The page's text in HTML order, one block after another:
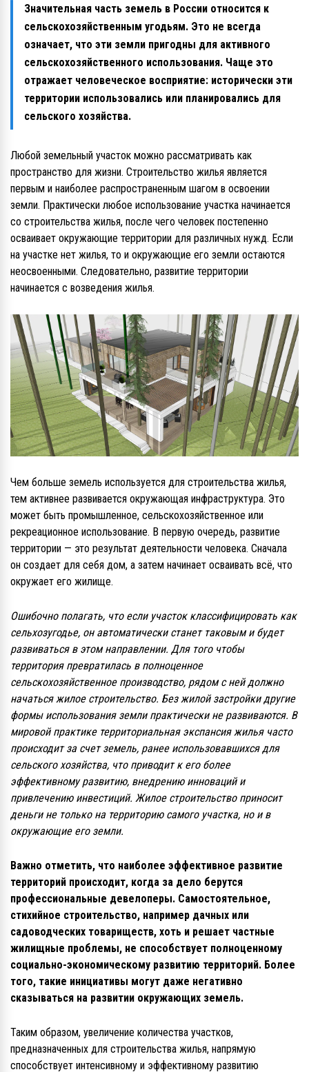
Значительная часть земель в России относится к
сельскохозяйственным угодьям. Это не всегда
означает, что эти земли пригодны для активного
сельскохозяйственного использования. Чаще это
отражает человеческое восприятие: исторически эти
территории использовались или планировались для
сельского хозяйства.
Любой земельный участок можно рассматривать как
пространство для жизни. Строительство жилья является
первым и наиболее распространенным шагом в освоении
земли. Практически любое использование участка начинается
со строительства жилья, после чего человек постепенно
осваивает окружающие территории для различных нужд. Если
на участке нет жилья, то и окружающие его земли остаются
неосвоенными. Следовательно, развитие территории
начинается с возведения жилья.
Чем больше земель используется для строительства жилья,
тем активнее развивается окружающая инфраструктура. Это
может быть промышленное, сельскохозяйственное или
рекреационное использование. В первую очередь, развитие
территории — это результат деятельности человека. Сначала
он создает для себя дом, а затем начинает осваивать всё, что
окружает его жилище.
Ошибочно полагать, что если участок классифицировать как
сельхозугодье, он автоматически станет таковым и будет
развиваться в этом направлении. Для того чтобы
территория превратилась в полноценное
сельскохозяйственное производство, рядом с ней должно
начаться жилое строительство. Без жилой застройки другие
формы использования земли практически не развиваются. В
мировой практике территориальная экспансия жилья часто
происходит за счет земель, ранее использовавшихся для
сельского хозяйства, что приводит к его более
эффективному развитию, внедрению инноваций и
привлечению инвестиций. Жилое строительство приносит
деньги не только на территорию самого участка, но и в
окружающие его земли.
Важно отметить, что наиболее эффективное развитие
территорий происходит, когда за дело берутся
профессиональные девелоперы. Самостоятельное,
стихийное строительство, например дачных или
садоводческих товариществ, хоть и решает частные
жилищные проблемы, не способствует полноценному
социально-экономическому развитию территорий. Более
того, такие инициативы могут даже негативно
сказываться на развитии окружающих земель.
Таким образом, увеличение количества участков,
предназначенных для строительства жилья, напрямую
способствует интенсивному и эффективному развитию